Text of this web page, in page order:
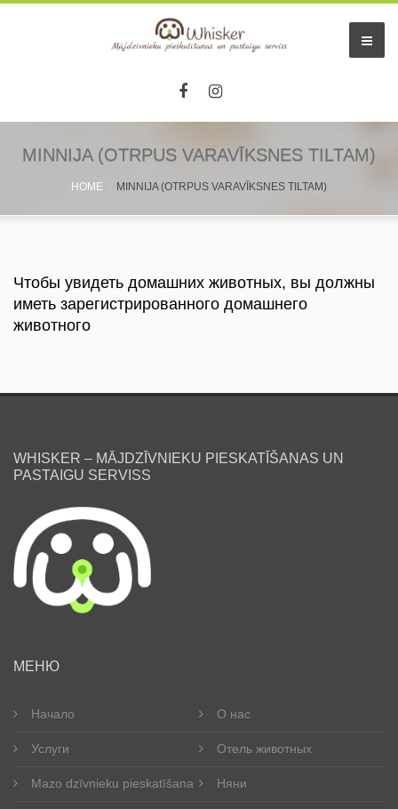
ru
MINNIJA (OTRPUS VARAVĪKSNES TILTAM)
HOME MINNIJA (OTRPUS VARAVĪKSNES TILTAM)
Чтобы увидеть домашних животных, вы должны
иметь зарегистрированного домашнего
животного
WHISKER – MĀJDZĪVNIEKU PIESKATĪŠANAS UN
PASTAIGU SERVISS
МЕНЮ
Начало О нас
Услуги Отель животных
Mazo dzīvnieku pieskatīšana Няни